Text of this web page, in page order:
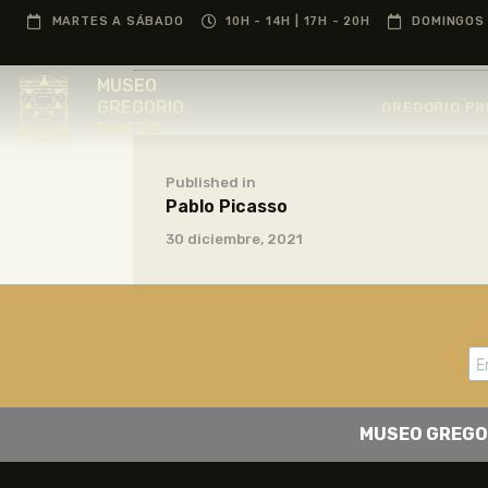
MARTES A SÁBADO 10H - 14H | 17H - 20H
MUSEO
Published in
Pablo Picasso
30 diciembre, 2021
MUSEO